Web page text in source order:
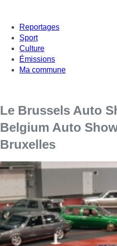
Reportages
Sport
Culture
Émissions
Ma commune
Le Brussels Auto
Belgium Auto
Bruxelles